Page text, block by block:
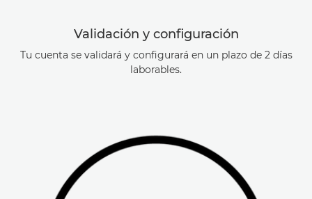
Validación y configuración
Tu cuenta se validará y configurará en un plazo de 2 días
laborables.